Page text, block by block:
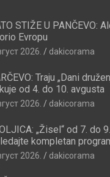
STIŽE U PANČEVO:
Evropu
2026. dakicorama
Traju „Dani
od 4. do 10. avgusta
2026. dakicorama
„Žisel“ od 7. do
kompletan
2026. dakicorama